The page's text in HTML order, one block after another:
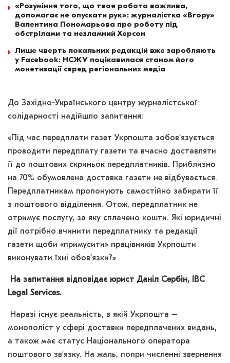
«Розуміння того, що твоя робота важлива,
допомагає не опускати рук»: журналістка «Вгору»
Валентина Пономарьова про роботу під
обстрілами та незламний Херсон
Лише чверть локальних редакцій вже заробляють
у Facebook: НСЖУ поцікавилася станом його
монетизації серед регіональних медіа
До Західно-Українського центру журналістської
солідарності надійшло запитання:
«Під час передплати газет Укрпошта зобов’язується
проводити передплату газети та вчасно доставляти
її до поштових скриньок передплатників. Приблизно
на 70% обумовлена доставка газети не відбувається.
Передплатникам пропонують самостійно забирати її
з поштового відділення. Отож, передплатник не
отримує послугу, за яку сплачено кошти. Які юридичні
дії потрібно вчинити передплатнику та редакції
газети щоби «примусити» працівників Укрпошти
виконувати їхні обов’язки?»
На запитання відповідає юрист Даніл Сербін, IBC
Legal Services.
Наразі існує реальність, в якій Укрпошта –
монополіст у сфері доставки передплачених видань,
а також має статус Національного оператора
поштового зв’язку. На жаль, попри численні звернення